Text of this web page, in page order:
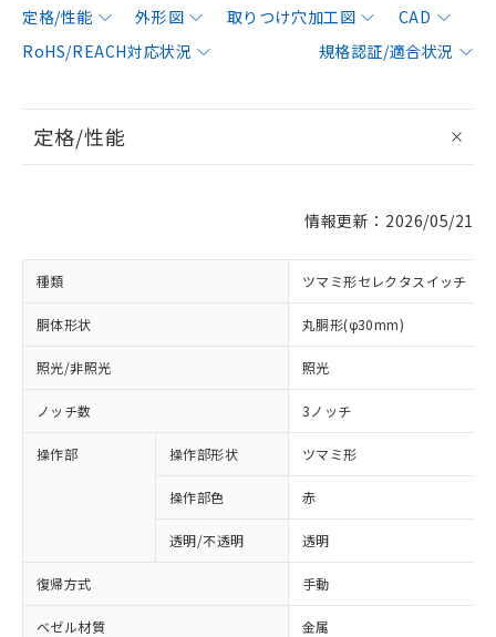
定格/性能 外形図 取りつけ穴加工図
CAD
RoHS/REACH対応状況
規格認証/適合状況
定格/性能
情報更新：2026/05/21
種類 ツマミ形セレクタスイッチ
胴体形状 丸胴形(φ30mm)
照光/非照光 照光
ノッチ数 3ノッチ
操作部 操作部形状 ツマミ形
操作部色 赤
透明/不透明 透明
復帰方式 手動
ベゼル材質 金属